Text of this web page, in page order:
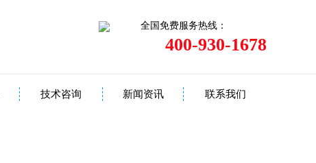
全国免费服务热线：
400-930-1678
技术咨询 新闻资讯 联系我们